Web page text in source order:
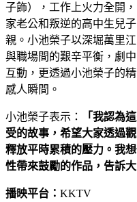
子飾），工作上火力全開
家老公和叛逆的高中生兒
親。小池榮子以深堀萬里
與職場間的艱辛平衡，劇
互動，更透過小池榮子的
感人瞬間。
小池榮子表示：
「我認為
受的故事，希望大家透過
釋放平時累積的壓力。我
性帶來鼓勵的作品，告訴
播映平台： KKTV